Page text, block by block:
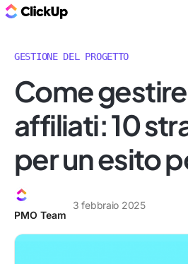
GESTIONE DEL PROGETTO
Come
affiliati: 10
per un esito
PMO Team
3 febbraio 2025